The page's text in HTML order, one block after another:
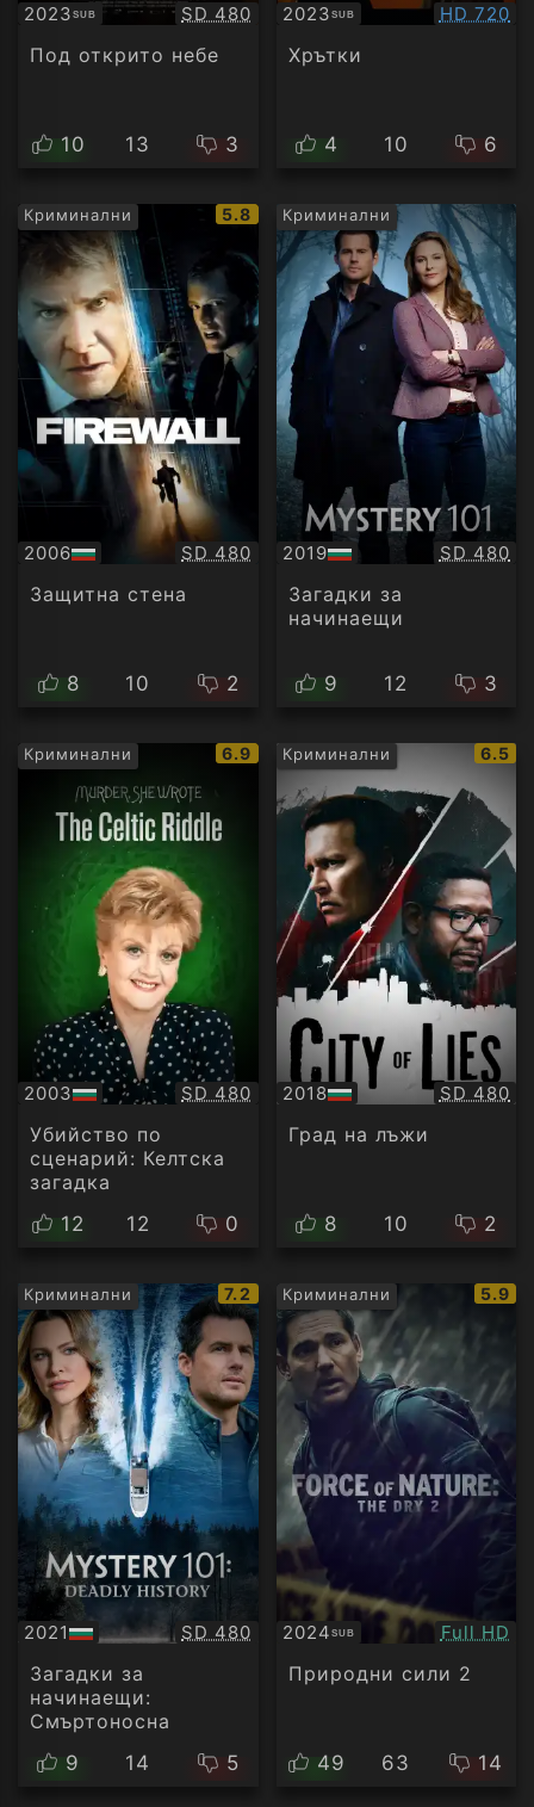
2023SUB
Субтитри Качество:
SD 480
Под открито небе
10 13 3
2023SUB
Субтитри HD 720
Хрътки
4 10 6
Криминални
IMDb
рейтинг:
5.8
2006
БГ
аудио
Качество:
SD 480
Защитна стена
8 10 2
Криминални
2019
БГ
аудио
SD 480
Загадки за
начинаещи
9 12 3
Криминални
IMDb
рейтинг:
6.9
2003
БГ
аудио
Качество:
SD 480
Убийство по
сценарий: Келтска
загадка
12
12 0
Криминални
IMDb
6.5
2018
БГ
аудио
SD 480
Град на лъжи
8 10 2
Криминални
IMDb
рейтинг:
7.2
2021
БГ
аудио
Качество:
SD 480
Загадки за
начинаещи:
Смъртоносна
9 14 5
Криминални
IMDb
5.9
2024SUB
Субтитри Full HD
Природни сили 2
49 63 14